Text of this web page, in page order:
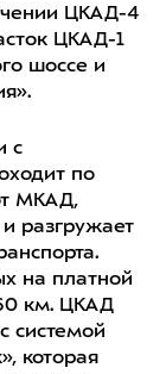
ЦКАД-4
ЦКАД-1
шоссе и
с
по
МКАД,
разгружает
на платной
км. ЦКАД
системой
которая